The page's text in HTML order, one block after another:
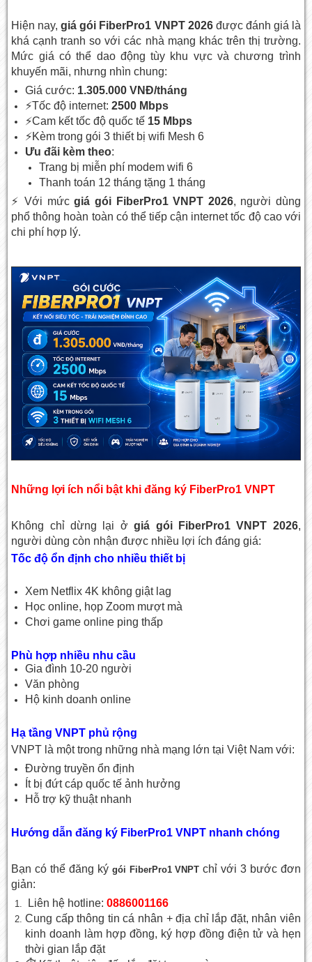
Hiện nay,giá gói FiberPro1 VNPT 2026được đánh giá là
khá cạnh tranh so với các nhà mạng khác trên thị trường.
Mức giá có thể dao động tùy khu vực và chương trình
khuyến mãi, nhưng nhìn chung:
Giá cước: 1.305.000 VNĐ/tháng
⚡Tốc độ internet:2500 Mbps
⚡Cam kết tốc độ quốc tế 15 Mbps
⚡Kèm trong gói 3 thiết bị wifi Mesh 6
Ưu đãi kèm theo:
Trang bị miễn phí modem wifi 6
Thanh toán 12 tháng tặng 1 tháng
⚡ Với mứcgiá gói FiberPro1 VNPT 2026, người dùng
phổ thông hoàn toàn có thể tiếp cận internet tốc độ cao với
chi phí hợp lý.
Những lợi ích nổi bật khi đăng ký FiberPro1 VNPT
Không chỉ dừng lại ởgiá gói FiberPro1 VNPT 2026,
người dùng còn nhận được nhiều lợi ích đáng giá:
Tốc độ ổn định cho nhiều thiết bị
Xem Netflix 4K không giật lag
Học online, họp Zoom mượt mà
Chơi game online ping thấp
Phù hợp nhiều nhu cầu
Gia đình 10-20 người
Văn phòng
Hộ kinh doanh online
Hạ tầng VNPT phủ rộng
VNPT là một trong những nhà mạng lớn tại Việt Nam với:
Đường truyền ổn định
Ít bị đứt cáp quốc tế ảnh hưởng
Hỗ trợ kỹ thuật nhanh
Hướng dẫn đăng ký FiberPro1 VNPT nhanh chóng
Bạn có thể đăng ký gói FiberPro1 VNPT chỉ với 3 bước đơn
giản:
Liên hệ hotline:0886001166
Cung cấp thông tin cá nhân + địa chỉ lắp đặt, nhân viên
kinh doanh làm hợp đồng, ký hợp đồng điện tử và hẹn
thời gian lắp đặt